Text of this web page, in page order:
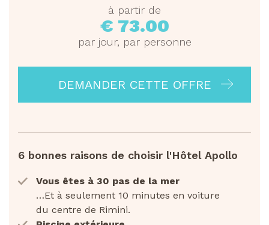
à partir de
€ 73.00
par jour, par personne
DEMANDER CETTE OFFRE
6 bonnes raisons de choisir l'Hôtel Apollo
Vous êtes à 30 pas de la mer
…Et à seulement 10 minutes en voiture
du centre de Rimini.